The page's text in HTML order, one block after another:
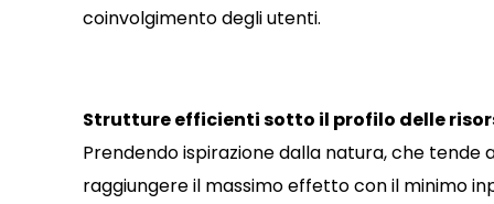
coinvolgimento degli utenti.
Strutture efficienti sotto il profilo delle
Prendendo ispirazione dalla natura, che tende
raggiungere il massimo effetto con il minimo